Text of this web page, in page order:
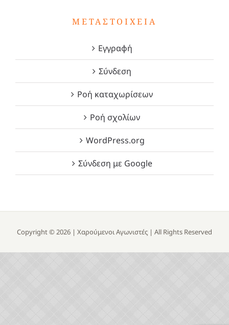
ΜΕΤΑΣΤΟΙΧΕΊΑ
Εγγραφή
Σύνδεση
Ροή καταχωρίσεων
Ροή σχολίων
WordPress.org
Σύνδεση με Google
Copyright © 2026 | Χαρούμενοι Αγωνιστές | All Rights Reserved